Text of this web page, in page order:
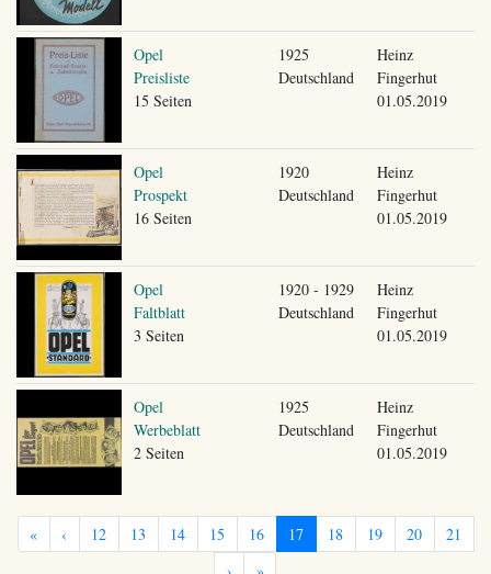
Opel
Preisliste
15 Seiten
1925
Deutschland
Heinz
Fingerhut
01.05.2019
Opel
Prospekt
16 Seiten
1920
Deutschland
Heinz
Fingerhut
01.05.2019
Opel
Faltblatt
3 Seiten
1920 - 1929
Deutschland
Heinz
Fingerhut
01.05.2019
Opel
Werbeblatt
2 Seiten
1925
Deutschland
Heinz
Fingerhut
01.05.2019
« ‹ 12 13 14 15 16 17 18 19 20
21
›
»